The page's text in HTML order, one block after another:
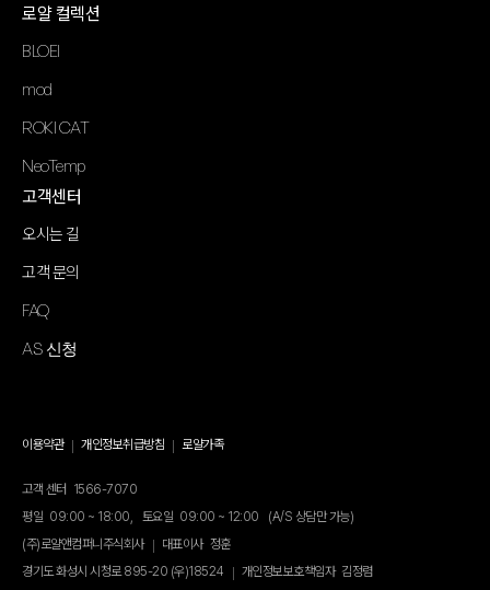
로얄 컬렉션
BLOEI
mod
ROKI CAT
NeoTemp
고객센터
오시는 길
고객 문의
FAQ
AS 신청
이용약관 개인정보취급방침 로얄가족
고객 센터 1566-7070
평일 09:00 ~ 18:00, 토요일 09:00 ~ 12:00
(A/S 상담만 가능)
(주)로얄앤컴퍼니주식회사
대표이사 정훈
경기도 화성시 시청로 895-20 (우)18524
개인정보보호책임자 김정렴